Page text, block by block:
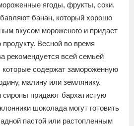
ягоды, фрукты, соки.
банан, который хорошо
вкусом мороженого и придает
Весной во время
рекомендуется всей семьей
которые содержат замороженную
малину или землянику.
придают бархатистую
шоколада могут готовить
пастой или растопленным